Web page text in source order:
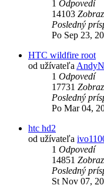
1 Odpovedí
14103
Posledný
Po Sep 23,
HTC wildfire root
od užívateľa AndyN
1 Odpovedí
17731
Posledný
Po Mar 04,
htc hd2
od užívateľa
1 Odpovedí
14851
Posledný
St Nov 07,